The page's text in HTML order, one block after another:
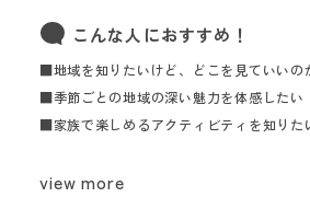
こんな人におすすめ！
■地域を知りたいけど、どこを見ていいの
■季節ごとの地域の深い魅力を体感したい
■家族で楽しめるアクティビティを知りた
view more